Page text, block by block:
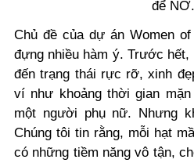
để
Chủ đề của dự án Women
đựng nhiều hàm ý. Trước hết,
đến trạng thái rực rỡ, xinh
ví như khoảng thời gian
một người phụ nữ. Nhưng
Chúng tôi tin rằng, mỗi hạt
có những tiềm năng vô tận,